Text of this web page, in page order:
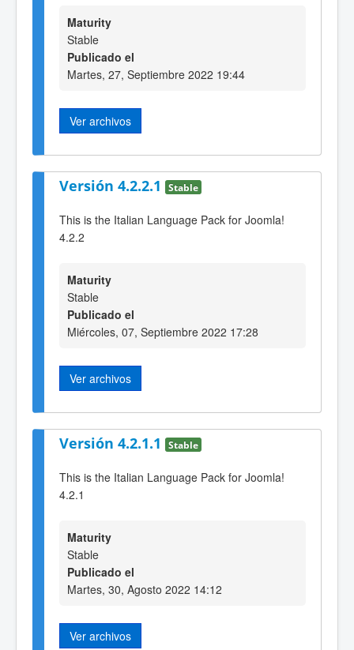
Maturity
Stable
Publicado el
Martes, 27, Septiembre 2022 19:44
Ver archivos
Versión 4.2.2.1 Stable
This is the Italian Language Pack for Joomla!
4.2.2
Maturity
Stable
Publicado el
Miércoles, 07, Septiembre 2022 17:28
Ver archivos
Versión 4.2.1.1 Stable
This is the Italian Language Pack for Joomla!
4.2.1
Maturity
Stable
Publicado el
Martes, 30, Agosto 2022 14:12
Ver archivos